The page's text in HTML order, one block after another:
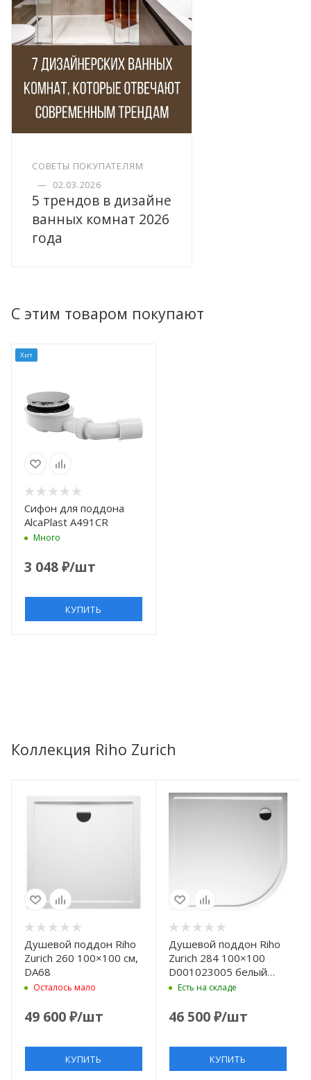
СОВЕТЫ ПОКУПАТЕЛЯМ
— 02.03.2026
5 трендов в дизайне
ванных комнат 2026
года
С этим товаром покупают
Хит
Сифон для поддона
AlcaPlast A491CR
Много
3 048₽/шт
КУПИТЬ
Коллекция Riho Zurich
Душевой поддон Riho
Zurich 260 100×100 см,
DA68
Осталось мало
49 600₽/шт
КУПИТЬ
Душевой поддон Riho
Zurich 284 100×100
D001023005 белый
без антискользящего
Есть на складе
46 500₽/шт
КУПИТЬ